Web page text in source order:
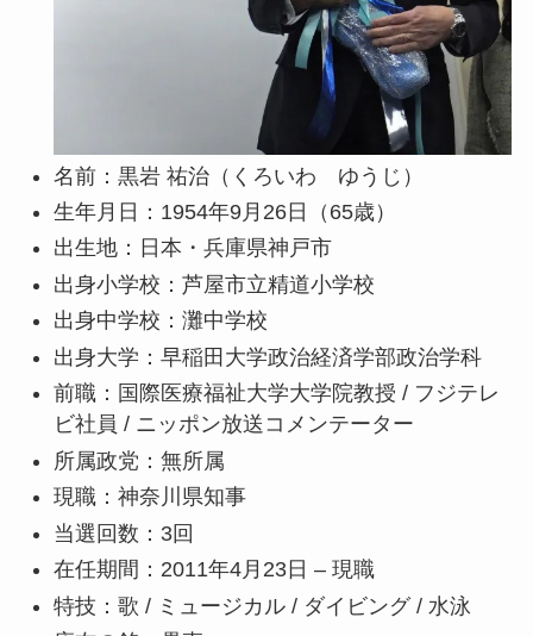
名前：黒岩 祐治（くろいわ ゆうじ）
生年月日：1954年9月26日（65歳）
出生地：日本・兵庫県神戸市
出身小学校：芦屋市立精道小学校
出身中学校：灘中学校
出身大学：早稲田大学政治経済学部政治学科
前職：国際医療福祉大学大学院教授 / フジテレ
ビ社員 / ニッポン放送コメンテーター
所属政党：無所属
現職：神奈川県知事
当選回数：3回
在任期間：2011年4月23日 – 現職
特技：歌 / ミュージカル / ダイビング / 水泳